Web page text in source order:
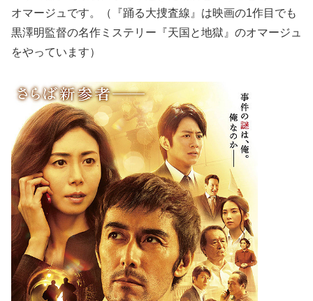
オマージュです。（『踊る大捜査線』は映画の1作目でも
黒澤明監督の名作ミステリー『天国と地獄』のオマージュ
をやっています）